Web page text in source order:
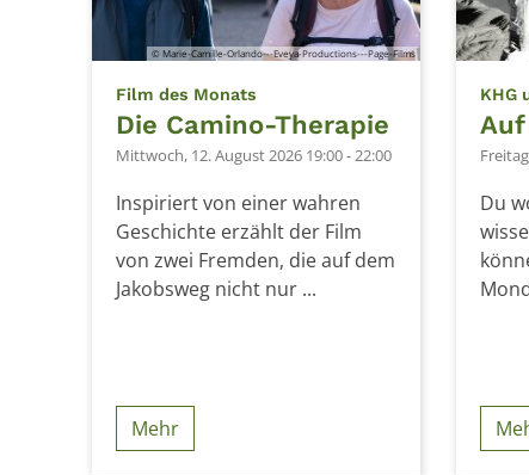
© Marie-Camille-Orlando---Eveya-Productions---Page-Films
Film des Monats
Die Camino-Therapie
Mittwoch, 12. August 2026 19:00 - 22:00
Inspiriert von einer wahren
Geschichte erzählt der Film
von zwei Fremden, die auf dem
Jakobsweg nicht nur ...
Mehr
KHG
Du